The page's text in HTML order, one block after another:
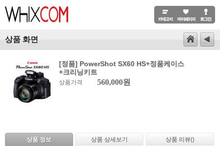
상품 화면
[정품] PowerShot SX60 HS+정품케이스
+크리닝키트
상품가격 560,000원
상품 정보 상품 상세보기 상품 리뷰()